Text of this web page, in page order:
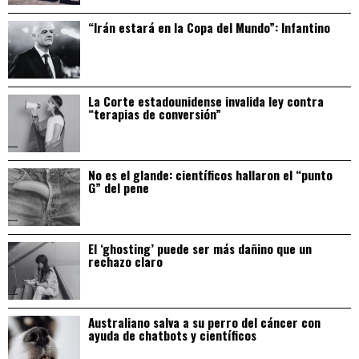
“Irán estará en la Copa del Mundo”: Infantino
La Corte estadounidense invalida ley contra
“terapias de conversión”
No es el glande: científicos hallaron el “punto
G” del pene
El ‘ghosting’ puede ser más dañino que un
rechazo claro
Australiano salva a su perro del cáncer con
ayuda de chatbots y científicos